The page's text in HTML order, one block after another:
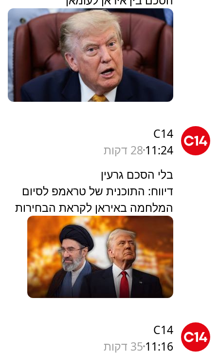
C14
11:24 28 דקות
בלי הסכם גרעין
דיווח: התוכנית של טראמפ לסיום
המלחמה באיראן לקראת הבחירות
C14
11:16 35 דקות